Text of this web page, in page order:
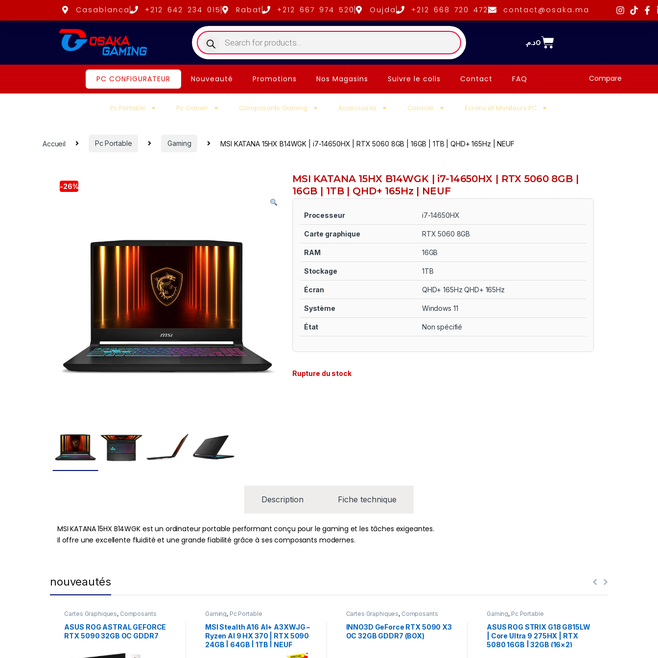
Casablanca +212 642 234 015 Rabat +212 667 974 520 Oujda +212 668 720 472 contact@osaka.ma
0د.م.
PC CONFIGURATEUR Nouveauté Promotions Nos Magasins Suivre le colis Contact FAQ Compare
Pc Portable Pc Gamer Composants Gaming Accessoires Console Écrans et Moniteurs PC
Accueil Pc Portable Gaming MSI KATANA 15HX B14WGK | i7-14650HX | RTX 5060 8GB | 16GB | 1TB | QHD+ 165Hz | NEUF
-26%
MSI KATANA 15HX B14WGK | i7-14650HX | RTX 5060 8GB |
16GB | 1TB | QHD+ 165Hz | NEUF
Processeur i7-14650HX
Carte graphique RTX 5060 8GB
RAM 16GB
Stockage 1TB
Écran QHD+ 165Hz QHD+ 165Hz
Système Windows 11
État Non spécifié
Rupture du stock
Description Fiche technique
MSI KATANA 15HX B14WGK est un ordinateur portable performant conçu pour le gaming et les tâches exigeantes.
Il offre une excellente fluidité et une grande fiabilité grâce à ses composants modernes.
nouveautés
Cartes Graphiques, Composants
NVIDIA
ASUS ROG ASTRAL GEFORCE
RTX 5090 32GB OC GDDR7
Gaming, Pc Portable
MSI Stealth A16 AI+ A3XWJG –
Ryzen AI 9 HX 370 | RTX 5090
24GB | 64GB | 1TB | NEUF
Cartes Graphiques, Composants
NVIDIA
INNO3D GeForce RTX 5090 X3
OC 32GB GDDR7 (BOX)
Gaming, Pc Portable
ASUS ROG STRIX G18 G815LW
| Core Ultra 9 275HX | RTX
5080 16GB | 32GB (16×2)